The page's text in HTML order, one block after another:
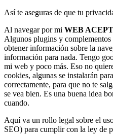
Así te aseguras de que tu
Al navegar por mi WEB
Algunos plugins y complementos
obtener información sobre la
información para nada. Tengo
mi web y poco más. Eso no
cookies, algunas se instalarán
correctamente, para que no te
se vea bien. Es una buena idea
cuando.
Aquí va un rollo legal sobre el
SEO) para cumplir con la ley de